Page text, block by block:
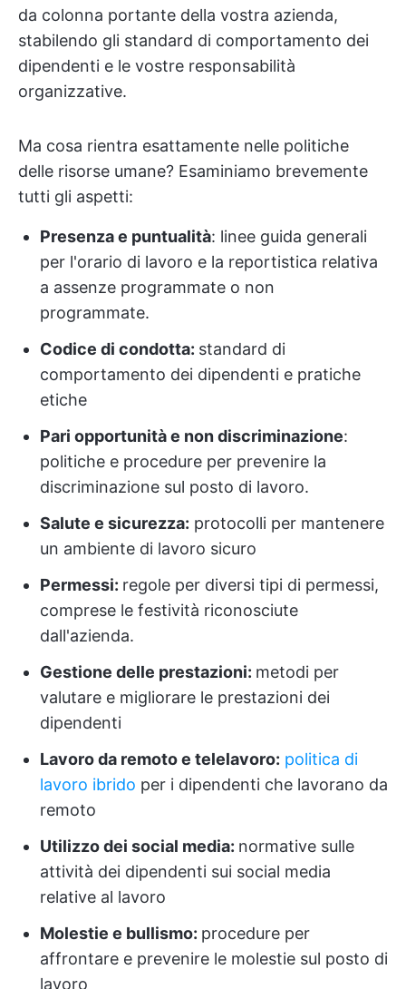
da colonna portante della vostra azienda,
stabilendo gli standard di comportamento dei
dipendenti e le vostre responsabilità
organizzative.
Ma cosa rientra esattamente nelle politiche
delle risorse umane? Esaminiamo brevemente
tutti gli aspetti:
Presenza e puntualità: linee guida generali
per l'orario di lavoro e la reportistica relativa
a assenze programmate o non
programmate.
Codice di condotta: standard di
comportamento dei dipendenti e pratiche
etiche
Pari opportunità e non discriminazione:
politiche e procedure per prevenire la
discriminazione sul posto di lavoro.
Salute e sicurezza: protocolli per mantenere
un ambiente di lavoro sicuro
Permessi: regole per diversi tipi di permessi,
comprese le festività riconosciute
dall'azienda.
Gestione delle prestazioni: metodi per
valutare e migliorare le prestazioni dei
dipendenti
Lavoro da remoto e telelavoro: politica di
lavoro ibrido per i dipendenti che lavorano da
remoto
Utilizzo dei social media: normative sulle
attività dei dipendenti sui social media
relative al lavoro
Molestie e bullismo: procedure per
affrontare e prevenire le molestie sul posto di
lavoro